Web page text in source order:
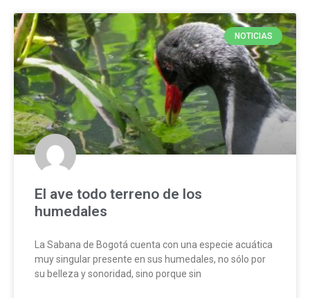
NOTICIAS
El ave todo terreno de los
humedales
La Sabana de Bogotá cuenta con una especie acuática
muy singular presente en sus humedales, no sólo por
su belleza y sonoridad, sino porque sin